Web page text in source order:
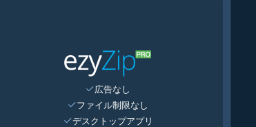
広告なし
ファイル制限なし
デスクトップアプリ